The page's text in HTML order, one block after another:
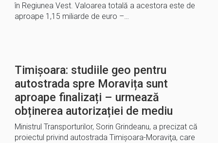
în Regiunea Vest. Valoarea totală a acestora este de
aproape 1,15 miliarde de euro –…
Timișoara: studiile geo pentru
autostrada spre Moravița sunt
aproape finalizați – urmează
obținerea autorizației de mediu
Ministrul Transporturilor, Sorin Grindeanu, a precizat că
proiectul privind autostrada Timişoara-Moraviţa, care